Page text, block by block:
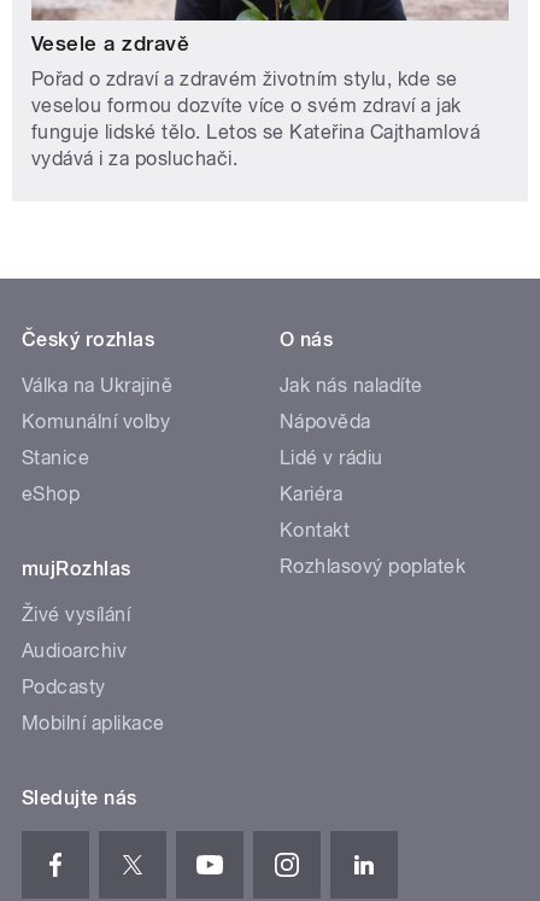
Vesele a zdravě
Pořad o zdraví a zdravém životním stylu, kde se
veselou formou dozvíte více o svém zdraví a jak
funguje lidské tělo. Letos se Kateřina Cajthamlová
vydává i za posluchači.
Český rozhlas
Válka na Ukrajině
Komunální volby
Stanice
eShop
mujRozhlas
Živé vysílání
Audioarchiv
Podcasty
Mobilní aplikace
O nás
Jak nás naladíte
Nápověda
Lidé v rádiu
Kariéra
Kontakt
Rozhlasový poplatek
Sledujte nás